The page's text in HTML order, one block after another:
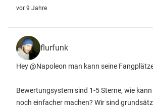
vor 9 Jahre
flurfunk
Hey @Napoleon man kann seine
Bewertungsystem sind 1-5 Sterne, wie
noch einfacher machen? Wir sind